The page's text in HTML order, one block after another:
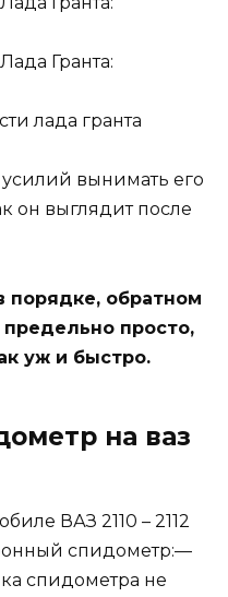
вынимать его
он выглядит после
порядке, обратном
просто,
уж и быстро.
на ваз
ВАЗ 2110 – 2112
спидометр:—
спидометра не